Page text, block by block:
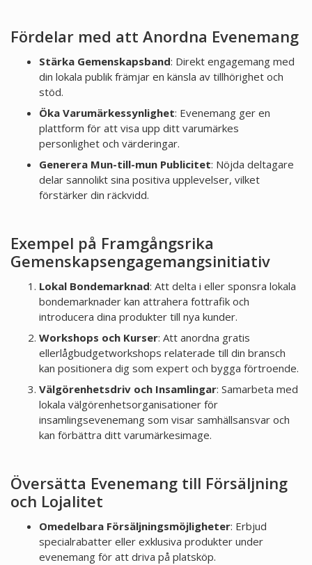
Fördelar med att Anordna Evenemang
Stärka Gemenskapsband: Direkt engagemang med
din lokala publik främjar en känsla av tillhörighet och
stöd.
Öka Varumärkessynlighet: Evenemang ger en
plattform för att visa upp ditt varumärkes
personlighet och värderingar.
Generera Mun-till-mun Publicitet: Nöjda deltagare
delar sannolikt sina positiva upplevelser, vilket
förstärker din räckvidd.
Exempel på Framgångsrika
Gemenskapsengagemangsinitiativ
Lokal Bondemarknad: Att delta i eller sponsra lokala
bondemarknader kan attrahera fottrafik och
introducera dina produkter till nya kunder.
Workshops och Kurser: Att anordna gratis
ellerlågbudgetworkshops relaterade till din bransch
kan positionera dig som expert och bygga förtroende.
Välgörenhetsdriv och Insamlingar: Samarbeta med
lokala välgörenhetsorganisationer för
insamlingsevenemang som visar samhällsansvar och
kan förbättra ditt varumärkesimage.
Översätta Evenemang till Försäljning
och Lojalitet
Omedelbara Försäljningsmöjligheter: Erbjud
specialrabatter eller exklusiva produkter under
evenemang för att driva på platsköp.